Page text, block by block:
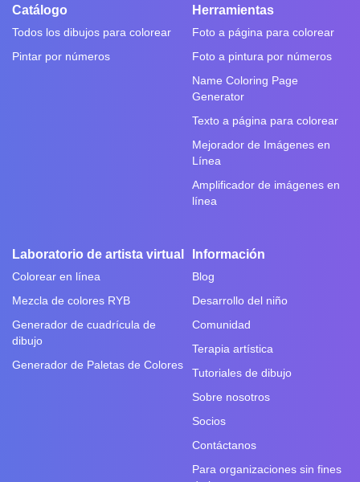
Catálogo
Todos los dibujos para colorear
Pintar por números
Herramientas
Foto a página para colorear
Foto a pintura por números
Name Coloring Page
Generator
Texto a página para colorear
Mejorador de Imágenes en
Línea
Amplificador de imágenes en
línea
Laboratorio de artista virtual
Colorear en línea
Mezcla de colores RYB
Generador de cuadrícula de
dibujo
Generador de Paletas de Colores
Información
Blog
Desarrollo del niño
Comunidad
Terapia artística
Tutoriales de dibujo
Sobre nosotros
Socios
Contáctanos
Para organizaciones sin fines